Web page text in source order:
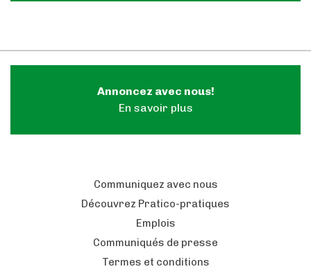
Annoncez avec nous!
En savoir plus
Communiquez avec nous
Découvrez Pratico-pratiques
Emplois
Communiqués de presse
Termes et conditions